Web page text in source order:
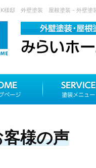
様邸 外壁塗装 屋根塗装 - 外壁塗
様の声